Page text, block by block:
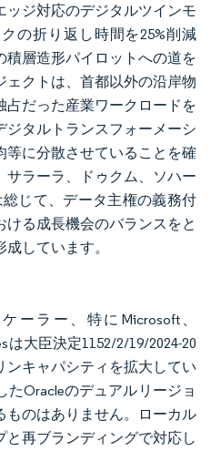
ッジ対応のデジタルツインモ
の折り返し時間を25%削減
積層造形パイロットへの道を
ェクトは、首都以外の沿岸物
だった産業ワークロードを
タルトランスフォーメーシ
等に分散させていることを確
ラーラ、ドゥクム、ソハー
じて、データ主権の義務付
る成長機会のバランスをと
しています。
ーラー、特にMicrosoft、
は大臣決定1152/2/19/2024-20
ンキャパシティを拡大してい
たOracleのデュアルリージョ
ものはありません。ローカル
再ブランディングで対応し